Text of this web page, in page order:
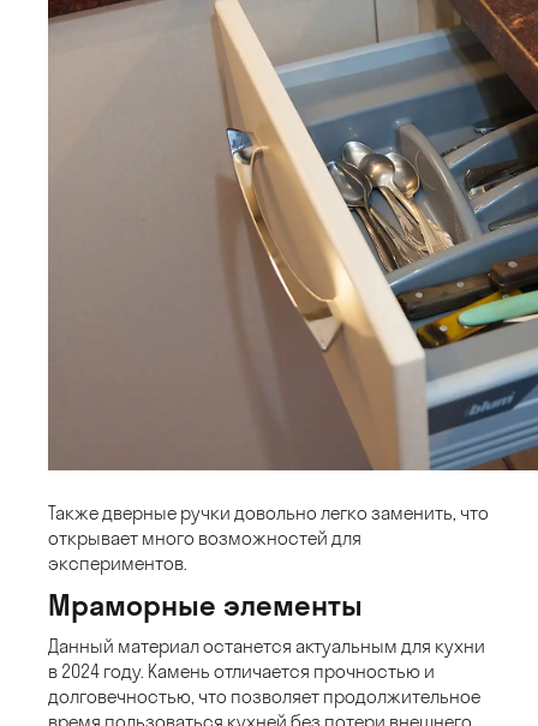
Также дверные ручки довольно легко заменить, что
открывает много возможностей для
экспериментов.
Мраморные элементы
Данный материал останется актуальным для кухни
в 2024 году. Камень отличается прочностью и
долговечностью, что позволяет продолжительное
время пользоваться кухней без потери внешнего